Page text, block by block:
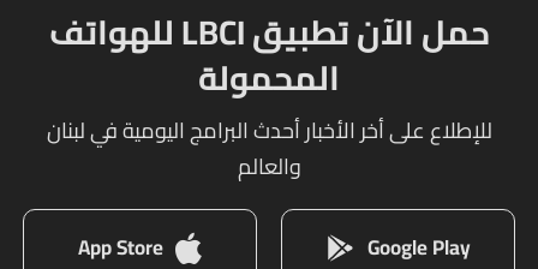
حمل الآن تطبيق LBCI للهواتف
المحمولة
للإطلاع على أخر الأخبار أحدث البرامج اليومية في لبنان
والعالم
Google Play
App Store